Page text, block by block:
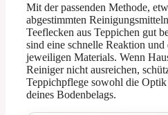
Mit der passenden Methode,
abgestimmten
Teeflecken aus Teppichen gut
sind eine schnelle Reaktion
jeweiligen Materials. Wenn
Reiniger nicht ausreichen,
Teppichpflege sowohl die
deines Bodenbelags.